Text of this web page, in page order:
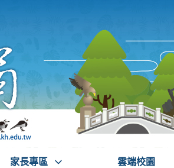
家長專區 雲端校園